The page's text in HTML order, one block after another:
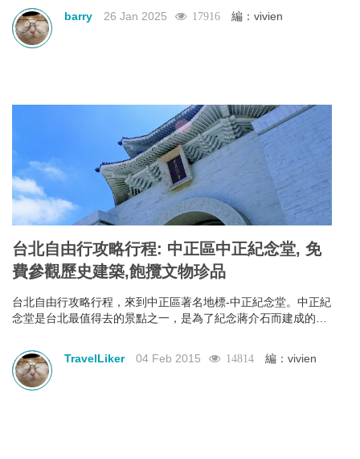
整條街上林立滿目的美食。有深坑烤臭豆腐、九份傳統魚丸、綜
合魚丸湯、紅糟素肉圓、花生卷、油蔥粿、芋仔粿等等。基山街
絕對是追求keep fit體態的人，特別是女士門的一大挑戰。
barry 26 Jan 2025 17916 編：vivien
台北自由行攻略行程: 中正區中正紀念堂, 免
費參觀歷史建築,飽攬文物珍品
台北自由行攻略行程，來到中正區著名地標-中正紀念堂。中正紀
念堂是台北最值得去的景點之一，是為了紀念蔣介石而建成的。
堂以中國庭園造景為主要設計思路，藍白的色調代表了自由、平
等。除了參觀其各式各樣的建築風格，它另一個著名的表演是每
小時的換班儀式，表演項目是參觀中正紀念的重點之一，也是中
TravelLiker 04 Feb 2015 14814 編：vivien